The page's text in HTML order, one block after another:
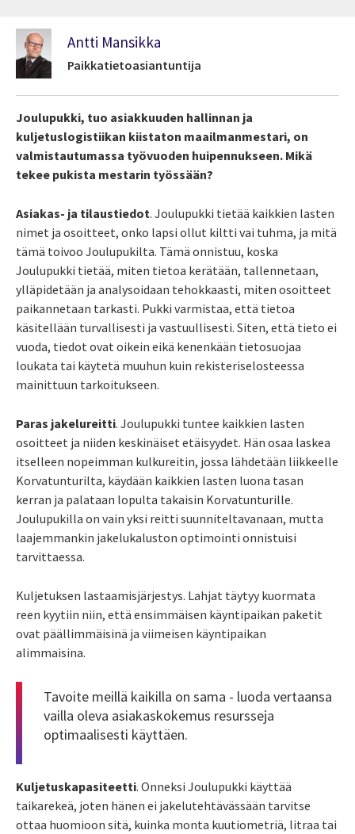
Antti Mansikka
Paikkatietoasiantuntija
Joulupukki, tuo asiakkuuden hallinnan ja
kuljetuslogistiikan kiistaton maailmanmestari, on
valmistautumassa työvuoden huipennukseen. Mikä
tekee pukista mestarin työssään?
Asiakas- ja tilaustiedot. Joulupukki tietää kaikkien lasten
nimet ja osoitteet, onko lapsi ollut kiltti vai tuhma, ja mitä
tämä toivoo Joulupukilta. Tämä onnistuu, koska
Joulupukki tietää, miten tietoa kerätään, tallennetaan,
ylläpidetään ja analysoidaan tehokkaasti, miten osoitteet
paikannetaan tarkasti. Pukki varmistaa, että tietoa
käsitellään turvallisesti ja vastuullisesti. Siten, että tieto ei
vuoda, tiedot ovat oikein eikä kenenkään tietosuojaa
loukata tai käytetä muuhun kuin rekisteriselosteessa
mainittuun tarkoitukseen.
Paras jakelureitti. Joulupukki tuntee kaikkien lasten
osoitteet ja niiden keskinäiset etäisyydet. Hän osaa laskea
itselleen nopeimman kulkureitin, jossa lähdetään liikkeelle
Korvatunturilta, käydään kaikkien lasten luona tasan
kerran ja palataan lopulta takaisin Korvatunturille.
Joulupukilla on vain yksi reitti suunniteltavanaan, mutta
laajemmankin jakelukaluston optimointi onnistuisi
tarvittaessa.
Kuljetuksen lastaamisjärjestys. Lahjat täytyy kuormata
reen kyytiin niin, että ensimmäisen käyntipaikan paketit
ovat päällimmäisinä ja viimeisen käyntipaikan
alimmaisina.
Tavoite meillä kaikilla on sama - luoda vertaansa
vailla oleva asiakaskokemus resursseja
optimaalisesti käyttäen.
Kuljetuskapasiteetti. Onneksi Joulupukki käyttää
taikarekeä, joten hänen ei jakelutehtävässään tarvitse
ottaa huomioon sitä, kuinka monta kuutiometriä, litraa tai